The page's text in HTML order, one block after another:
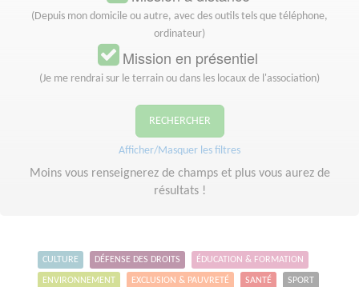
(Depuis mon domicile ou autre, avec des outils tels que téléphone,
ordinateur)
Mission en présentiel
(Je me rendrai sur le terrain ou dans les locaux de l'association)
RECHERCHER
Afficher/Masquer les filtres
Moins vous renseignerez de champs et plus vous aurez de
résultats !
CULTURE DÉFENSE DES DROITS ÉDUCATION & FORMATION
ENVIRONNEMENT EXCLUSION & PAUVRETÉ SANTÉ SPORT